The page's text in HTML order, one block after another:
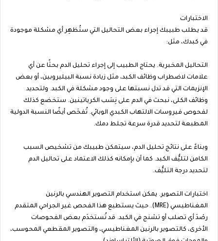
الاختبارات
قد يطلب طبيبك إجراء بعض التحاليل التي ستُظهِر أي مشكلة موجودة
في كبدك، مثل:
التحاليل المخبرية. يحتاج الطبيب إلى إجراء تحليل الدم بحثًا عن أي
علامات لاضطراب وظائف الكبد، مثل زيادة نسبة البيليروبين، أو بعض
الإنزيمات التي قد تدل نسبتها على وجود مشكلة في الكبد. ولتحديد
وظائف الكلى، نبحث في الدم على نِسَب الكرياتينين. ستخضع كذلك
لفحوص فيروسات الالتهاب الكبدي الوبائي. تُفحَص أيضًا النسبة الدولية
المطبعة لتحديد قدرة سرعة تجلط دمك.
وبناءً على نتائج تحليل الدم، سيتمكن طبيبك من تشخيص السبب
الكامن لتليُّف الكبد. كما أن بإمكانه كذلك الاعتماد على تحاليل الدم
لتحديد درجة التليُّف.
اختبارات التصوير. يمكن استخدام التصوير الهندسي بالرنين
المغناطيسي (MRE). حيث يستطيع هذا الفحص غير الجراحي المتقدم
رصْدَ أي تصلب أو تشنج في الكبد. قد تُستخدَم بعض الفحوصات
الأخرى، كالتصوير بالرنين المغناطيسي، والتصوير المقطعي المحوسب،